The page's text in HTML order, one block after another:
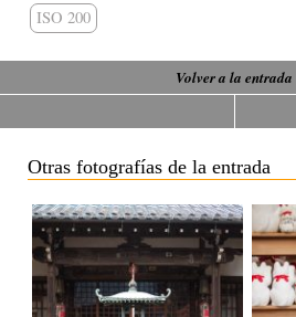
ISO 200
Volver a la entrada
Otras fotografías de la entrada